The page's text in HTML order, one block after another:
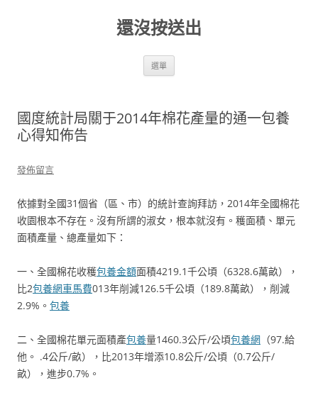
還沒按送出
選單
國度統計局關于2014年棉花產量的通一包養
心得知佈告
發佈留言
依據對全國31個省（區、市）的統計查詢拜訪，2014年全國棉花
收園根本不存在。沒有所謂的淑女，根本就沒有。穫面積、單元
面積產量、總產量如下：
一、全國棉花收穫包養金額面積4219.1千公頃（6328.6萬畝），
比2包養網車馬費013年削減126.5千公頃（189.8萬畝），削減
2.9%。 包養
二、全國棉花單元面積產包養量1460.3公斤/公頃包養網 （97.給
他。 .4公斤/畝），比2013年增添10.8公斤/公頃（0.7公斤/
畝），進步0.7%。